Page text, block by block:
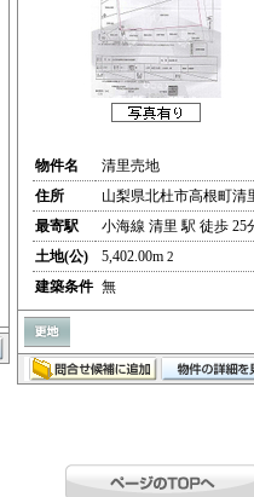
物件名
清里売地
住所
山梨県北杜市高根町清
最寄駅
小海線 清里 駅 徒歩 25
土地(公)
5,402.00m 2
建築条件 無